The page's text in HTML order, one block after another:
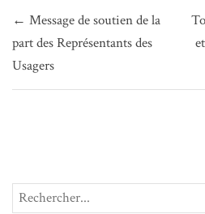
de
l’article
← Message de soutien de la
part des Représentants des
Usagers
Search